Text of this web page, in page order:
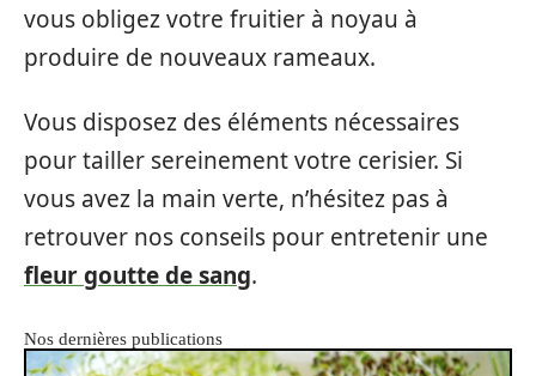
vous obligez votre fruitier à noyau à
produire de nouveaux rameaux.
Vous disposez des éléments nécessaires
pour tailler sereinement votre cerisier. Si
vous avez la main verte, n’hésitez pas à
retrouver nos conseils pour entretenir une
fleur goutte de sang.
Nos dernières publications